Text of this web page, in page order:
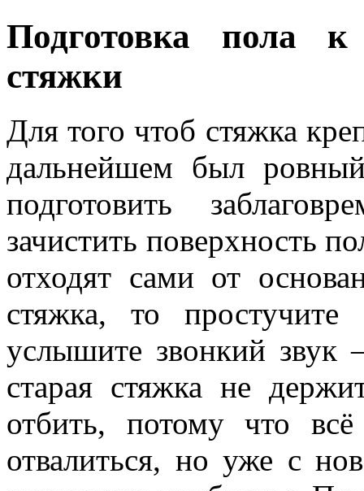
Подготовка пола
стяжки
Для того чтоб стяжка
дальнейшем был
подготовить
зачистить поверхность
отходят сами от
стяжка, то
услышите звонкий звук
старая стяжка не
отбить, потому что
отвалиться, но уже с